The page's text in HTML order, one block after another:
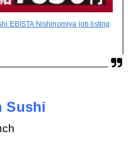
EBISTA Nishinomiya job listing
Sushi